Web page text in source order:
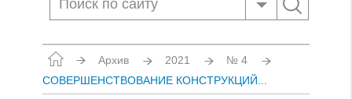
Архив 2021
№ 4
СОВЕРШЕНСТВОВАНИЕ КОНСТРУКЦИЙ...